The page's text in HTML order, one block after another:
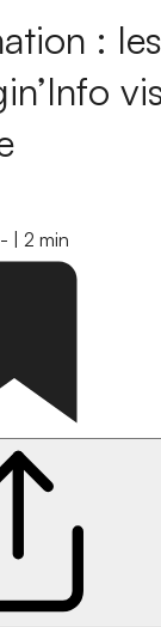
:
- 2 min